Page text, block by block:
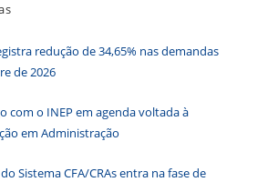
n
p er dl
redução de 34,65% nas demandas
de 2026
com o INEP em agenda voltada à
em Administração
Sistema CFA/CRAs entra na fase de